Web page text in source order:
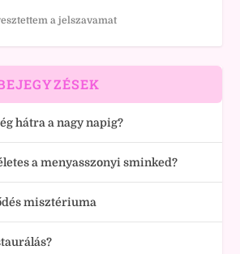
a jelszavamat
hátra a nagy napig?
a menyasszonyi sminked?
misztériuma